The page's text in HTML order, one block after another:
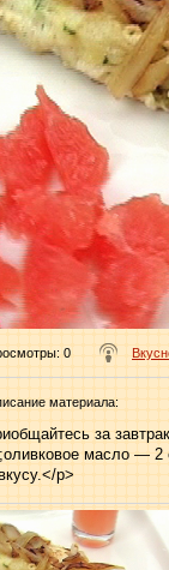
: 0
материала:
за
масло — 2
p>